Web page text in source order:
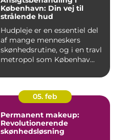
København: Din vej til
strålende hud
Hudpleje er en essentiel del
af mange menneskers
skønhedsrutine, og i en travl
metropol som Københav...
05. feb
Permanent makeup:
Revolutionerende
skønhedsløsning